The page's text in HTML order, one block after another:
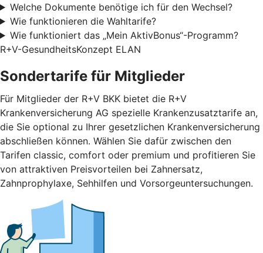
Welche Dokumente benötige ich für den Wechsel?
Wie funktionieren die Wahltarife?
Wie funktioniert das „Mein AktivBonus“-Programm?
R+V-GesundheitsKonzept ELAN
Sondertarife für Mitglieder
Für Mitglieder der R+V BKK bietet die R+V
Krankenversicherung AG spezielle Krankenzusatztarife an,
die Sie optional zu Ihrer gesetzlichen Krankenversicherung
abschließen können. Wählen Sie dafür zwischen den
Tarifen classic, comfort oder premium und profitieren Sie
von attraktiven Preisvorteilen bei Zahnersatz,
Zahnprophylaxe, Sehhilfen und Vorsorgeuntersuchungen.